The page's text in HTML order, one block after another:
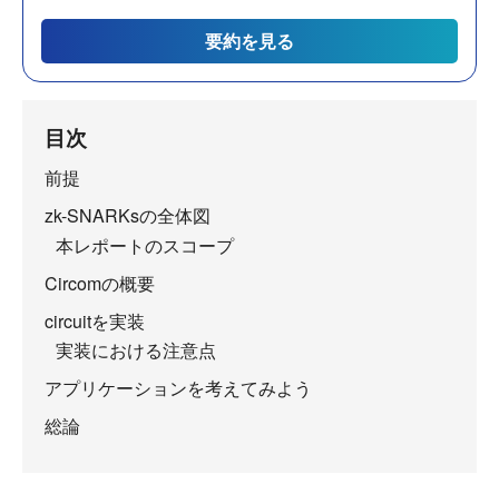
要約を見る
目次
前提
zk-SNARKsの全体図
本レポートのスコープ
Circomの概要
circuitを実装
実装における注意点
アプリケーションを考えてみよう
総論